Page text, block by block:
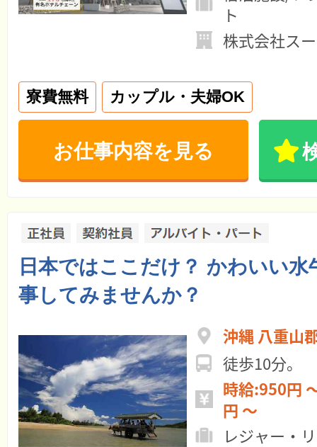
ト
株式会社ス
寮費無料 カップル・夫婦OK
お仕事内容を見る
日本ではここだけ？ かわいい水
事してみませんか？
沖縄 八重山
徒歩10分。
時給:950円 ～ 月給
円 ～
レジャー・